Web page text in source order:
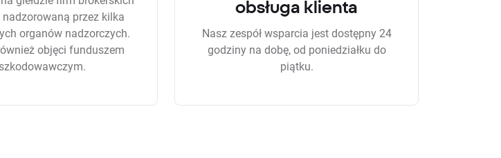
nadzorowaną przez kilka
organów nadzorczych.
objęci funduszem
obsługa klienta
Nasz zespół wsparcia jest dostępny 24
godziny na dobę, od poniedziałku do
piątku.